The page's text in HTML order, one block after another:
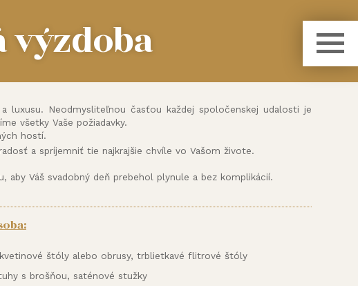
výzdoba
luxusu. Neodmysliteľnou časťou každej spoločenskej udalosti je
všetky Vaše požiadavky.
hostí.
a spríjemniť tie najkrajšie chvíle vo Vašom živote.
Váš svadobný deň prebehol plynule a bez komplikácií.
štóly alebo obrusy, trblietkavé flitrové štóly
s brošňou, saténové stužky